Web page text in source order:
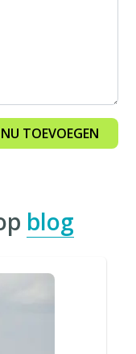
NU TOEVOEGEN
blog